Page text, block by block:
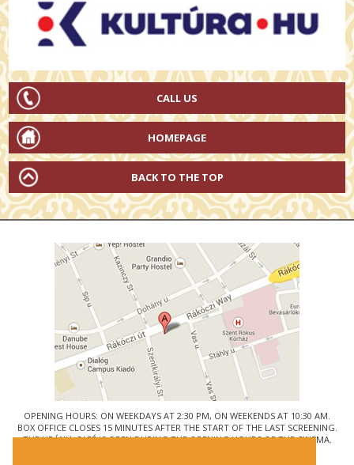
CALL US
HOMEPAGE
BACK TO THE TOP
OPENING HOURS: ON WEEKDAYS AT 2:30 PM, ON WEEKENDS AT 10:30 AM.
BOX OFFICE CLOSES 15 MINUTES AFTER THE START OF THE LAST SCREENING.
THE URÁNIA CAFÉ IS OPEN DURING THE OPENING HOURS OF THE CINEMA.